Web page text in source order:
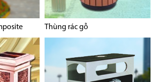
Thùng rác gỗ